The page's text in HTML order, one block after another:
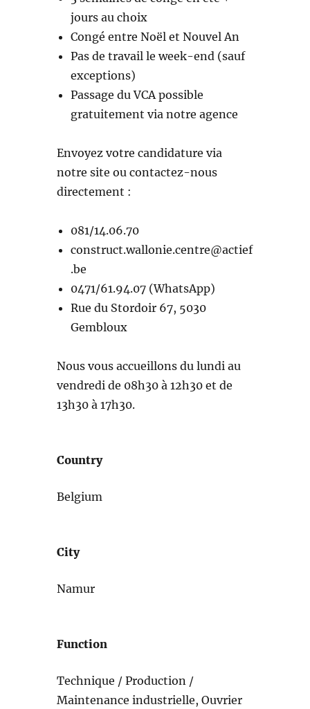
jours au choix
Congé entre Noël et Nouvel An
Pas de travail le week-end (sauf
exceptions)
Passage du VCA possible
gratuitement via notre agence
Envoyez votre candidature via
notre site ou contactez-nous
directement :
081/14.06.70
construct.wallonie.centre@actief
.be
0471/61.94.07 (WhatsApp)
Rue du Stordoir 67, 5030
Gembloux
Nous vous accueillons du lundi au
vendredi de 08h30 à 12h30 et de
13h30 à 17h30.
Country
Belgium
City
Namur
Function
Technique / Production /
Maintenance industrielle, Ouvrier